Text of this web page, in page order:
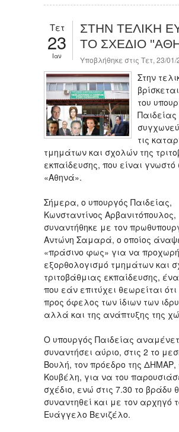
Τετ
23
Ιαν
ΣΤΗΝ ΤΕΛΙΚΗ
ΤΟ ΣΧΕΔΙΟ
Υποβλήθηκε στις Τετ, 23/01/
Στην
του
Παιδείας
τις
τμημάτων και σχολών της
εκπαίδευσης, που είναι γνωστό
«Αθηνά».
Σήμερα, ο υπουργός Παιδείας,
Κωνσταντίνος Αρβανιτόπουλος,
συναντήθηκε με τον
Αντώνη Σαμαρά, ο οποίος
«πράσινο φως» για να
εξορθολογισμό τμημάτων και
τριτοβάθμιας εκπαίδευσης,
που εάν επιτύχει θεωρείται
προς όφελος των ίδιων των
αλλά και της ανάπτυξης της
Ο υπουργός Παιδείας
συναντήσει αύριο, στις 2 το
Βουλή, τον πρόεδρο της
Κουβέλη, για να του
σχέδιο, ενώ στις 7.30 το βράδυ
συναντηθεί και με τον αρχηγό
Ευάγγελο Βενιζέλο.